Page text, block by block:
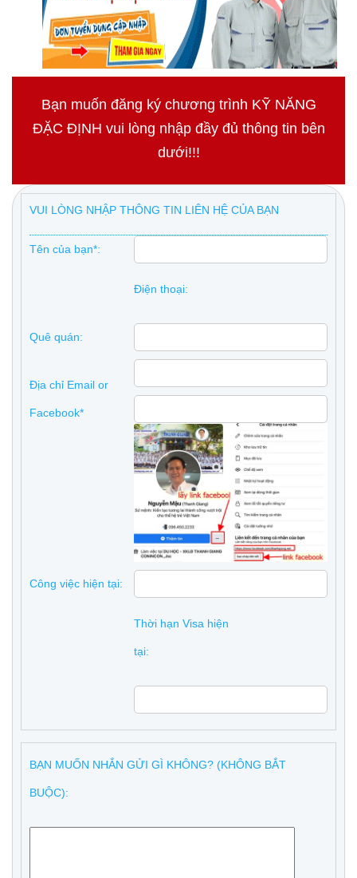
Bạn muốn đăng ký chương trình KỸ NĂNG
ĐẶC ĐỊNH vui lòng nhập đầy đủ thông tin bên
dưới!!!
VUI LÒNG NHẬP THÔNG TIN LIÊN HỆ CỦA BẠN
Tên của bạn*:
Điện thoại:
Quê quán:
Địa chỉ Email or
Facebook*
Công việc hiện tại:
Thời hạn Visa hiện
tại:
BẠN MUỐN NHẮN GỬI GÌ KHÔNG? (KHÔNG BẮT
BUỘC):